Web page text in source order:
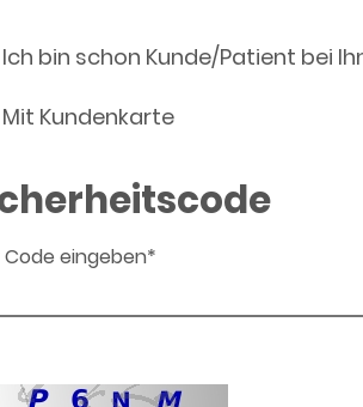
Ich bin schon Kunde/Patient bei
Mit Kundenkarte
Code eingeben*